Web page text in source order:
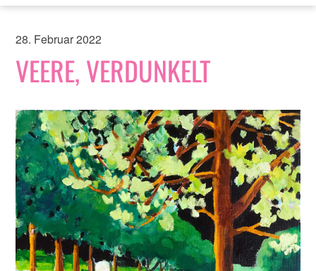
28. Februar 2022
VEERE, VERDUNKELT